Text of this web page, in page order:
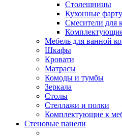
Столешницы
Кухонные
Смесители для
Мебель для ванной
Шкафы
Кровати
Матрасы
Комоды и тумбы
Зеркала
Столы
Стеллажи и полки
Комплектующие к
Стеновые панели